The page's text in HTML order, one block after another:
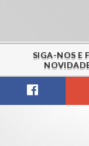
SIGA-NOS E